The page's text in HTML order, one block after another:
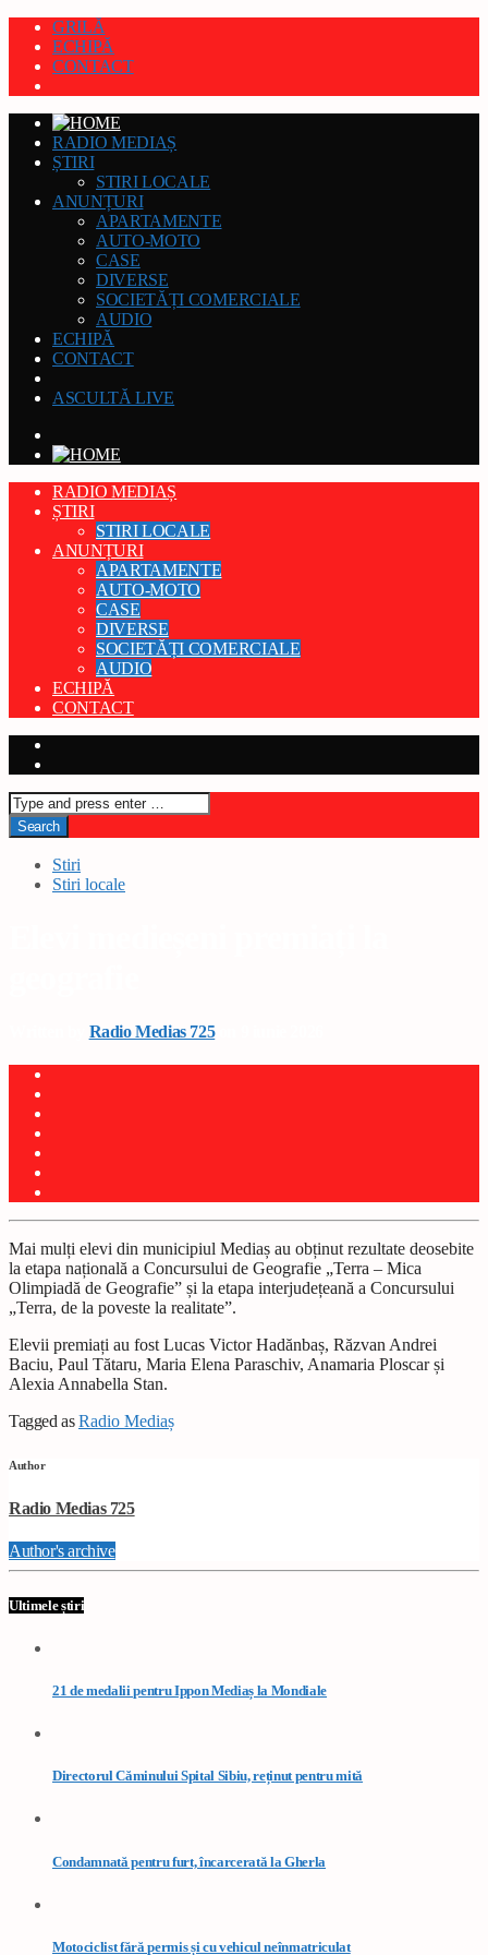
GRILĂ
ECHIPĂ
CONTACT
RADIO MEDIAȘ
ȘTIRI
STIRI LOCALE
ANUNȚURI
APARTAMENTE
AUTO-MOTO
CASE
DIVERSE
SOCIETĂȚI COMERCIALE
AUDIO
ECHIPĂ
CONTACT
ASCULTĂ LIVE
RADIO MEDIAȘ
ȘTIRI
STIRI LOCALE
ANUNȚURI
APARTAMENTE
AUTO-MOTO
CASE
DIVERSE
SOCIETĂȚI COMERCIALE
AUDIO
ECHIPĂ
CONTACT
Stiri
Stiri locale
Radio Medias 725on 9 iunie 2026
Mai mulți elevi din municipiul Mediaș au obținut rezultate deosebite
la etapa națională a Concursului de Geografie „Terra – Mica
Olimpiadă de Geografie” și la etapa interjudețeană a Concursului
„Terra, de la poveste la realitate”.
Elevii premiați au fost Lucas Victor Hadănbaș, Răzvan Andrei
Baciu, Paul Tătaru, Maria Elena Paraschiv, Anamaria Ploscar și
Alexia Annabella Stan.
Tagged asRadio Mediaș
Author
Radio Medias 725
Author's archive
Ultimele știri
21 de medalii pentru Ippon Mediaș la Mondiale
Directorul Căminului Spital Sibiu, reținut pentru mită
Condamnată pentru furt, încarcerată la Gherla
Motociclist fără permis și cu vehicul neînmatriculat